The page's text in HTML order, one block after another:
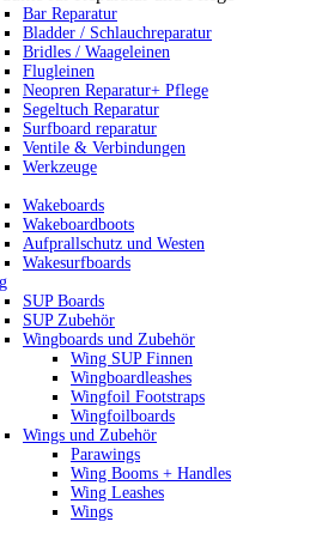
Bar Reparatur
Bladder / Schlauchreparatur
Bridles / Waageleinen
Flugleinen
Neopren Reparatur+ Pflege
Segeltuch Reparatur
Surfboard reparatur
Ventile & Verbindungen
Werkzeuge
Wakeboards
Wakeboardboots
Aufprallschutz und Westen
Wakesurfboards
SUP Boards
SUP Zubehör
Wingboards und Zubehör
Wing SUP Finnen
Wingboardleashes
Wingfoil Footstraps
Wingfoilboards
Wings und Zubehör
Parawings
Wing Booms + Handles
Wing Leashes
Wings